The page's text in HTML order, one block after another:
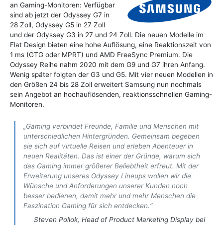
an Gaming-Monitoren: Verfügbar
sind ab jetzt der Odyssey G7 in
28 Zoll, Odyssey G5 in 27 Zoll
und der Odyssey G3 in 27 und 24 Zoll. Die neuen Modelle im
Flat Design bieten eine hohe Auflösung, eine Reaktionszeit von
1 ms (GTG oder MPRT) und AMD FreeSync Premium. Die
Odyssey Reihe nahm 2020 mit dem G9 und G7 ihren Anfang.
Wenig später folgten der G3 und G5. Mit vier neuen Modellen in
den Größen 24 bis 28 Zoll erweitert Samsung nun nochmals
sein Angebot an hochauflösenden, reaktionsschnellen Gaming-
Monitoren.
„Gaming verbindet Freunde, Familie und Menschen mit
unterschiedlichen Hintergründen. Gemeinsam begeben
sie sich auf virtuelle Reisen und erleben Abenteuer in
neuen Realitäten. Das ist einer der Gründe, warum sich
das Gaming immer größerer Beliebtheit erfreut. Mit der
Erweiterung unseres Odyssey Lineups wollen wir die
Wünsche und Anforderungen unserer Kunden noch
besser bedienen, damit mehr und mehr Menschen die
Faszination Gaming für sich entdecken.“
Steven Pollok, Head of Product Marketing Display bei